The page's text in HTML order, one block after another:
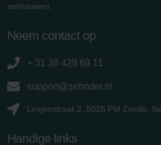
vertrouwen.
Neem contact op
+ 31 38 429 69 11
support@zehnder.nl
Lingenstraat 2, 8028 PM Zwolle,
Handige links